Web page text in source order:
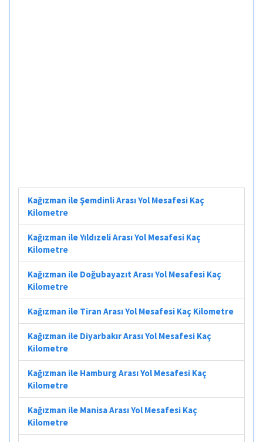
Kağızman ile Şemdinli Arası Yol Mesafesi Kaç
Kilometre
Kağızman ile Yıldızeli Arası Yol Mesafesi Kaç
Kilometre
Kağızman ile Doğubayazıt Arası Yol Mesafesi Kaç
Kilometre
Kağızman ile Tiran Arası Yol Mesafesi Kaç Kilometre
Kağızman ile Diyarbakır Arası Yol Mesafesi Kaç
Kilometre
Kağızman ile Hamburg Arası Yol Mesafesi Kaç
Kilometre
Kağızman ile Manisa Arası Yol Mesafesi Kaç
Kilometre